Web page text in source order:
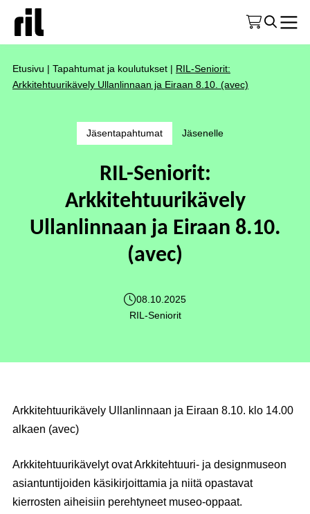
Etusivu | Tapahtumat ja koulutukset | RIL-Seniorit:
Arkkitehtuurikävely Ullanlinnaan ja Eiraan 8.10. (avec)
Jäsentapahtumat Jäsenelle
RIL-Seniorit:
Arkkitehtuurikävely
Ullanlinnaan ja Eiraan 8.10.
(avec)
08.10.2025
RIL-Seniorit
Arkkitehtuurikävely Ullanlinnaan ja Eiraan 8.10. klo 14.00
alkaen (avec)
Arkkitehtuurikävelyt ovat Arkkitehtuuri- ja designmuseon
asiantuntijoiden käsikirjoittamia ja niitä opastavat
kierrosten aiheisiin perehtyneet museo-oppaat.